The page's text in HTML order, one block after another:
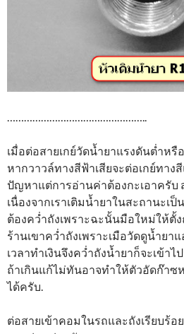
เมื่อต่อสายเกย์วัดน้ำยาแรงดันต่ำห
หากวาวล์ทางสีฟ้าเสียจะต่อเกย์ทา
ปัญหาแต่การอ่านค่าต้องกะเอาครับ
เนื่องจากเราเติมน้ำยาในสะถานะเ
ต้องคว่ำถังเพราะฉะนั้นมือใหม่ให้ตั้
ร้านเขาคว่ำถังเพราะเมือวัดดูน้ำยา
เวลาทำเงินจึงคว่ำถังน้ำยาก็จะเข้าไ
ถ้าเกินแก้ไม่ทันอาจทำให้ตัวอัดก๊าซ
ได้ครับ.
ต่อสายเข้าคอมในรถและถังเรียบร้อ